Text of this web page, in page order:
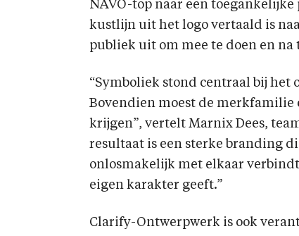
NAVO-top naar een
kustlijn uit het logo vertaald is
publiek uit om mee te doen en na
“Symboliek stond centraal bij het
Bovendien moest de
krijgen”, vertelt Marnix Dees,
resultaat is een sterke branding
onlosmakelijk met elkaar
eigen karakter geeft.”
Clarify-Ontwerpwerk is ook